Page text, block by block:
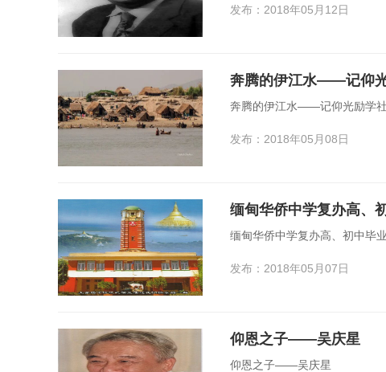
发布：2018年05月12日
奔腾的伊江水——记仰光
奔腾的伊江水——记仰光励学社
发布：2018年05月08日
缅甸华侨中学复办高、初中毕
发布：2018年05月07日
仰恩之子——吴庆星
仰恩之子——吴庆星